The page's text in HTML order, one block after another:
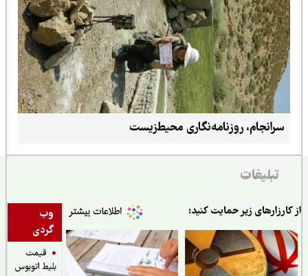
سرانجام، روزنامه‌نگاری محیط‌زیست
تبلیغات
وب
گردی
قیمت
بلیط اتوبوس
زیر حمایت کنید: